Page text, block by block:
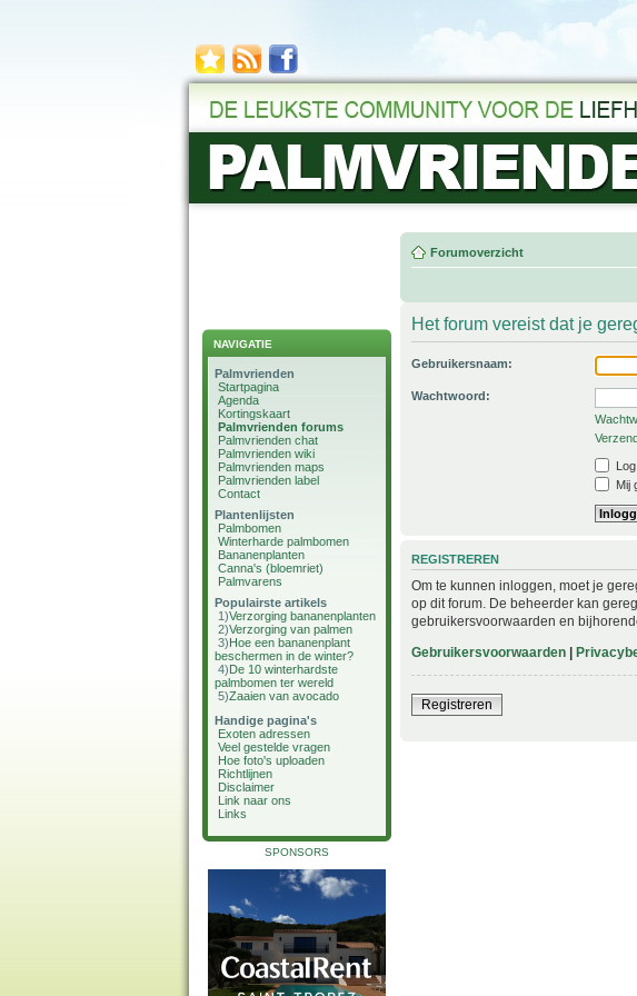
NAVIGATIE
Palmvrienden
Startpagina
Agenda
Kortingskaart
Palmvrienden forums
Palmvrienden chat
Palmvrienden wiki
Palmvrienden maps
Palmvrienden label
Contact
Plantenlijsten
Palmbomen
Winterharde palmbomen
Bananenplanten
Canna's (bloemriet)
Palmvarens
Populairste artikels
1)Verzorging bananenplanten
2)Verzorging van palmen
3)Hoe een bananenplant
beschermen in de winter?
4)De 10 winterhardste
palmbomen ter wereld
5)Zaaien van avocado
Handige pagina's
Exoten adressen
Veel gestelde vragen
Hoe foto's uploaden
Richtlijnen
Disclaimer
Link naar ons
Links
SPONSORS
Forumoverzicht
Het forum vereist dat je
Gebruikersnaam:
Wachtwoord:
Mij
REGISTREREN
Om te kunnen inloggen, moet je
op dit forum. De beheerder kan
gebruikersvoorwaarden en
Gebruikersvoorwaarden |
Registreren